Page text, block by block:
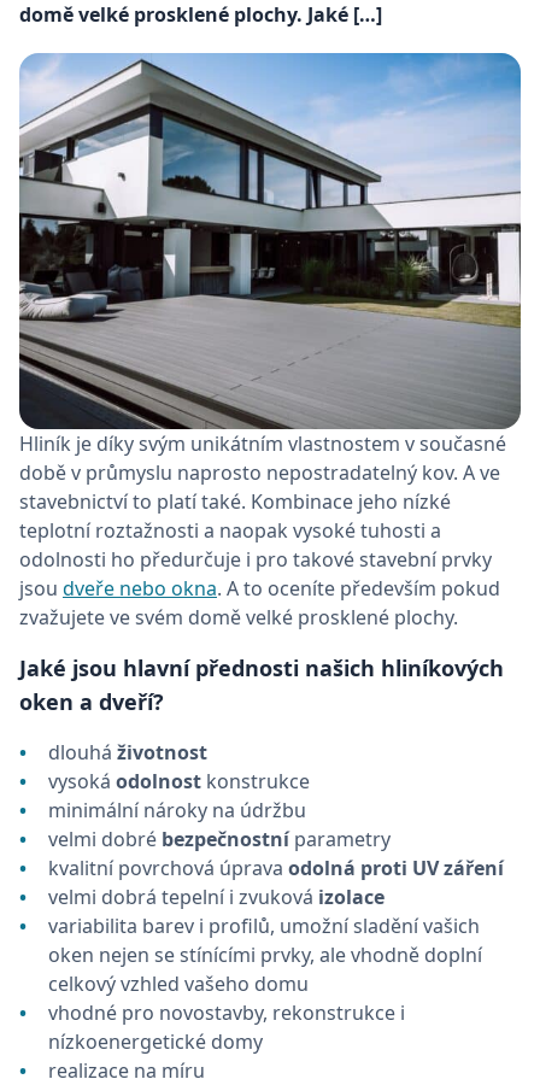
domě velké prosklené plochy. Jaké […]
Hliník je díky svým unikátním vlastnostem v současné
době v průmyslu naprosto nepostradatelný kov. A ve
stavebnictví to platí také. Kombinace jeho nízké
teplotní roztažnosti a naopak vysoké tuhosti a
odolnosti ho předurčuje i pro takové stavební prvky
jsou dveře nebo okna. A to oceníte především pokud
zvažujete ve svém domě velké prosklené plochy.
Jaké jsou hlavní přednosti našich hliníkových
oken a dveří?
dlouhá životnost
vysoká odolnost konstrukce
minimální nároky na údržbu
velmi dobré bezpečnostníparametry
kvalitní povrchová úprava odolná proti UV záření
velmi dobrá tepelní i zvuková izolace
variabilita barev i profilů, umožní sladění vašich
oken nejen se stínícími prvky, ale vhodně doplní
celkový vzhled vašeho domu
vhodné pro novostavby, rekonstrukce i
nízkoenergetické domy
realizace na míru